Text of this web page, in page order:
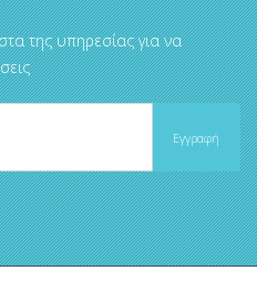
της υπηρεσίας για να